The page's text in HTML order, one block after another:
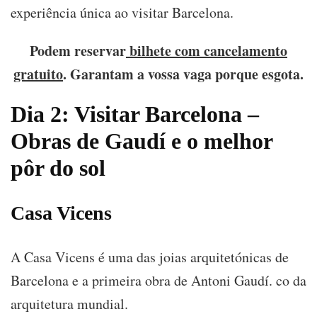
experiência única ao visitar Barcelona.
Podem reservarbilhete com cancelamento
gratuito. Garantam a vossa vaga porque esgota.
Dia 2: Visitar Barcelona –
Obras de Gaudí e o melhor
pôr do sol
Casa Vicens
A Casa Vicens é uma das joias arquitetónicas de
Barcelona e a primeira obra de Antoni Gaudí. co da
arquitetura mundial.